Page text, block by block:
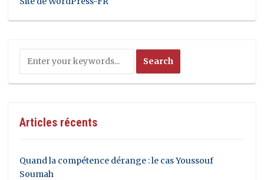
Articles récents
Quand la compétence dérange : le cas Youssouf
Soumah